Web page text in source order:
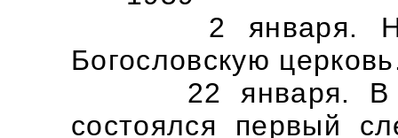
2 января.
Богословскую
22 января. В
состоялся первый